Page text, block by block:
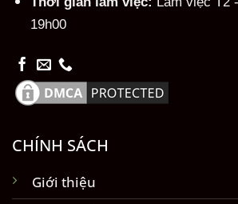
19h00
CHÍNH SÁCH
Giới thiệu